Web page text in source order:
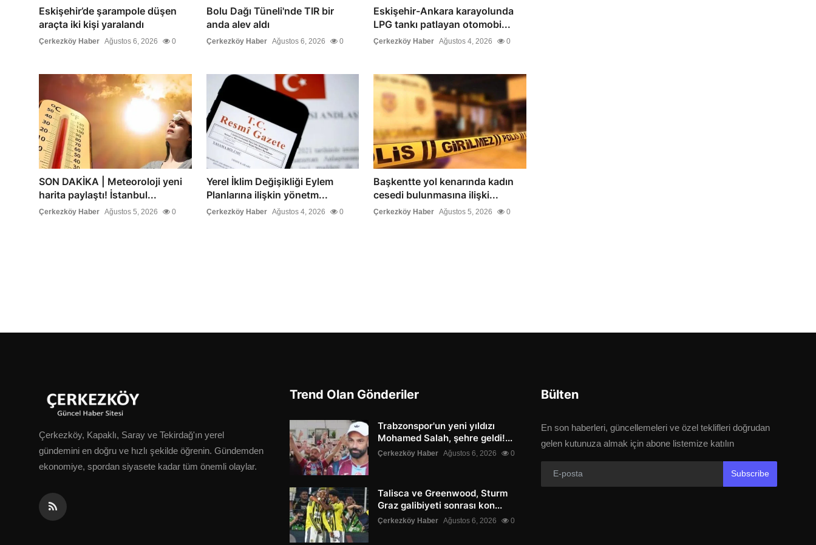
Eskişehir’de şarampole düşen
araçta iki kişi yaralandı
Çerkezköy Haber Ağustos 6, 2026 0
Bolu Dağı Tüneli'nde TIR bir
anda alev aldı
Çerkezköy Haber Ağustos 6, 2026 0
Eskişehir-Ankara karayolunda
LPG tankı patlayan otomobi...
Çerkezköy Haber Ağustos 4, 2026 0
SON DAKİKA | Meteoroloji yeni
harita paylaştı! İstanbul...
Çerkezköy Haber Ağustos 5, 2026 0
Yerel İklim Değişikliği Eylem
Planlarına ilişkin yönetm...
Çerkezköy Haber Ağustos 4, 2026 0
Başkentte yol kenarında kadın
cesedi bulunmasına ilişki...
Çerkezköy Haber Ağustos 5, 2026 0
Çerkezköy, Kapaklı, Saray ve Tekirdağ'ın yerel
gündemini en doğru ve hızlı şekilde öğrenin. Gündemden
ekonomiye, spordan siyasete kadar tüm önemli olaylar.
Trend Olan Gönderiler
Trabzonspor'un yeni yıldızı
Mohamed Salah, şehre geldi!...
Çerkezköy Haber Ağustos 6, 2026 0
Talisca ve Greenwood, Sturm
Graz galibiyeti sonrası kon...
Çerkezköy Haber Ağustos 6, 2026 0
Bülten
En son haberleri, güncellemeleri ve özel teklifleri doğrudan
gelen kutunuza almak için abone listemize katılın
Subscribe